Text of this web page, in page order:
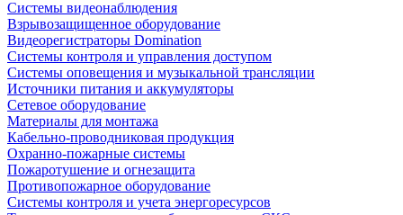
Системы видеонаблюдения
Взрывозащищенное оборудование
Видеорегистраторы Domination
Системы контроля и управления доступом
Системы оповещения и музыкальной трансляции
Источники питания и аккумуляторы
Сетевое оборудование
Материалы для монтажа
Кабельно-проводниковая продукция
Охранно-пожарные системы
Пожаротушение и огнезащита
Противопожарное оборудование
Системы контроля и учета энергоресурсов